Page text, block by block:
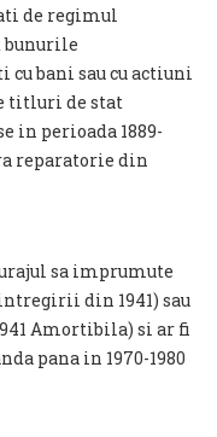
de regimul
bunurile
cu bani sau cu actiuni
titluri de stat
in perioada 1889-
reparatorie din
sa imprumute
din 1941) sau
Amortibila) si ar fi
pana in 1970-1980